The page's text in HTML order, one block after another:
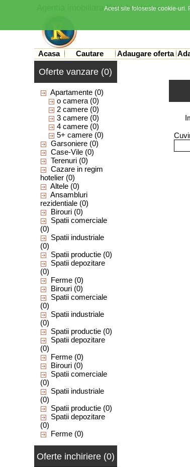
Agentia imobiliaraKronbusiness
Acasa Cautare Adaugare oferta
Oferte vanzare (0)
Apartamente(0)
o camera(0)
2 camere(0)
3 camere(0)
4 camere(0)
5+ camere(0)
Garsoniere(0)
Case-Vile(0)
Terenuri(0)
Cazare in regim
hotelier(0)
Altele(0)
Ansambluri
rezidentiale(0)
Birouri(0)
Spatii comerciale
(0)
Spatii industriale
(0)
Spatii productie(0)
Spatii depozitare
(0)
Ferme(0)
Birouri(0)
Spatii comerciale
(0)
Spatii industriale
(0)
Spatii productie(0)
Spatii depozitare
(0)
Ferme(0)
Birouri(0)
Spatii comerciale
(0)
Spatii industriale
(0)
Spatii productie(0)
Spatii depozitare
(0)
Ferme(0)
Oferte inchiriere (0)
Acest site foloseste cookie-